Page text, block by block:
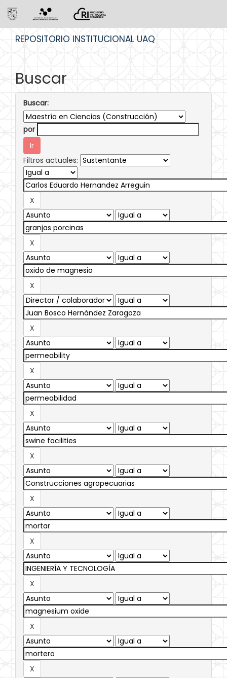
REPOSITORIO INSTITUCIONAL UAQ
Buscar
Buscar:
por
Filtros actuales: